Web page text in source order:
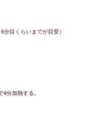
分目くらいまでが目安）
分加熱する。